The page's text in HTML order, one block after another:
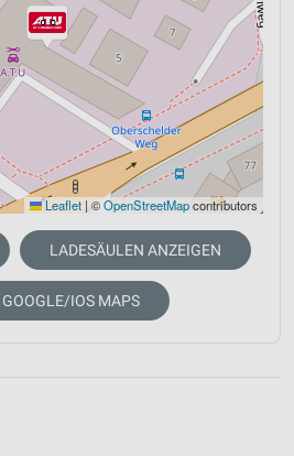
Leaflet |©OpenStreetMapcontributors
LADESÄULEN ANZEIGEN
IOS MAPS